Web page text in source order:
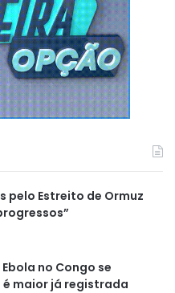
pelo Estreito de Ormuz
no Congo se
maior já registrada